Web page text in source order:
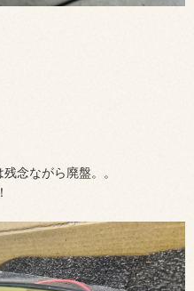
残念ながら廃盤。。